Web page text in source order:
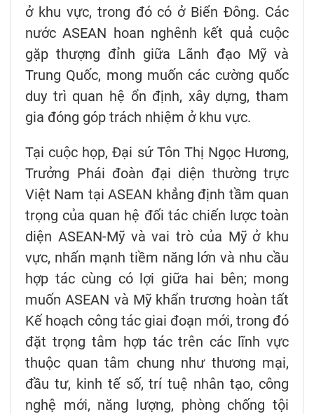
ở khu vực, trong đó có ở Biển Đông. Các
nước ASEAN hoan nghênh kết quả cuộc
gặp thượng đỉnh giữa Lãnh đạo Mỹ và
Trung Quốc, mong muốn các cường quốc
duy trì quan hệ ổn định, xây dựng, tham
gia đóng góp trách nhiệm ở khu vực.
Tại cuộc họp, Đại sứ Tôn Thị Ngọc Hương,
Trưởng Phái đoàn đại diện thường trực
Việt Nam tại ASEAN khẳng định tầm quan
trọng của quan hệ đối tác chiến lược toàn
diện ASEAN-Mỹ và vai trò của Mỹ ở khu
vực, nhấn mạnh tiềm năng lớn và nhu cầu
hợp tác cùng có lợi giữa hai bên; mong
muốn ASEAN và Mỹ khẩn trương hoàn tất
Kế hoạch công tác giai đoạn mới, trong đó
đặt trọng tâm hợp tác trên các lĩnh vực
thuộc quan tâm chung như thương mại,
đầu tư, kinh tế số, trí tuệ nhân tạo, công
nghệ mới, năng lượng, phòng chống tội